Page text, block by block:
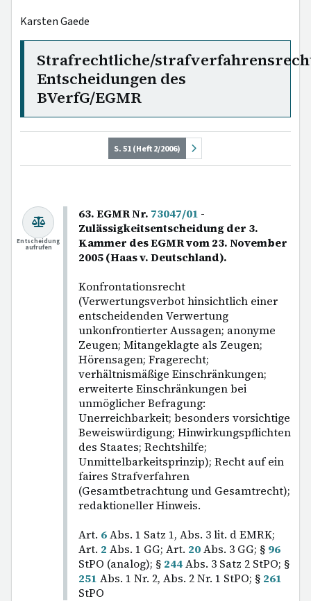
Karsten Gaede
Strafrechtliche/
Entscheidungen des
BVerfG/EGMR
S. 51 (Heft 2/2006)
63. EGMR Nr. 73047/01 -
Zulässigkeitsentscheidung der 3.
Kammer des EGMR vom 23. November
2005 (Haas v. Deutschland).
Konfrontationsrecht
(Verwertungsverbot hinsichtlich einer
entscheidenden Verwertung
unkonfrontierter Aussagen; anonyme
Zeugen; Mitangeklagte als Zeugen;
Hörensagen; Fragerecht;
verhältnismäßige Einschränkungen;
erweiterte Einschränkungen bei
unmöglicher Befragung:
Unerreichbarkeit; besonders vorsichtige
Beweiswürdigung; Hinwirkungspflichten
des Staates; Rechtshilfe;
Unmittelbarkeitsprinzip); Recht auf ein
faires Strafverfahren
(Gesamtbetrachtung und Gesamtrecht);
redaktioneller Hinweis.
Art. 6Abs. 1 Satz 1, Abs. 3 lit. d EMRK;
Art. 2 Abs. 1 GG; Art. 20Abs. 3 GG; § 96
StPO (analog); § 244Abs. 3 Satz 2 StPO; §
251 Abs. 1 Nr. 2, Abs. 2 Nr. 1 StPO; § 261
StPO
Entscheidung
aufrufen